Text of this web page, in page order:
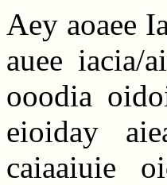
Aey aoaee
auee iacia/
ooodia
eioiday
caiaaiuie